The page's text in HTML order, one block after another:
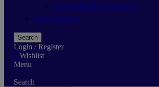
แบตเตอรี่เครื่องสำรองไฟ
สินค้าทั้งหมด
Search
Login / Register
0 Wishlist
Menu
Search